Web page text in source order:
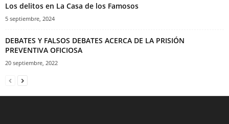
Los delitos en La Casa de los Famosos
5 septiembre, 2024
DEBATES Y FALSOS DEBATES ACERCA DE LA PRISIÓN
PREVENTIVA OFICIOSA
20 septiembre, 2022